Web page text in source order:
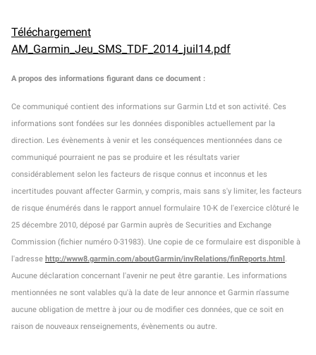
Téléchargement
AM_Garmin_Jeu_SMS_TDF_2014_juil14.pdf
A propos des informations figurant dans ce document :
Ce communiqué contient des informations sur Garmin Ltd et son activité. Ces
informations sont fondées sur les données disponibles actuellement par la
direction. Les évènements à venir et les conséquences mentionnées dans ce
communiqué pourraient ne pas se produire et les résultats varier
considérablement selon les facteurs de risque connus et inconnus et les
incertitudes pouvant affecter Garmin, y compris, mais sans s'y limiter, les facteurs
de risque énumérés dans le rapport annuel formulaire 10-K de l'exercice clôturé le
25 décembre 2010, déposé par Garmin auprès de Securities and Exchange
Commission (fichier numéro 0-31983). Une copie de ce formulaire est disponible à
l'adresse http://www8.garmin.com/aboutGarmin/invRelations/finReports.html .
Aucune déclaration concernant l'avenir ne peut être garantie. Les informations
mentionnées ne sont valables qu'à la date de leur annonce et Garmin n'assume
aucune obligation de mettre à jour ou de modifier ces données, que ce soit en
raison de nouveaux renseignements, évènements ou autre.